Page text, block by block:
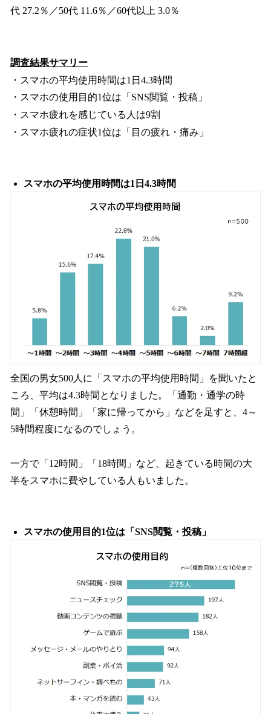
代 27.2％／50代 11.6％／60代以上 3.0％
調査結果サマリー
・スマホの平均使用時間は1日4.3時間
・スマホの使用目的1位は「SNS閲覧・投稿」
・スマホ疲れを感じている人は9割
・スマホ疲れの症状1位は「目の疲れ・痛み」
スマホの平均使用時間は1日4.3時間
全国の男女500人に「スマホの平均使用時間」を聞いたと
ころ、平均は4.3時間となりました。「通勤・通学の時
間」「休憩時間」「家に帰ってから」などを足すと、4～
5時間程度になるのでしょう。
一方で「12時間」「18時間」など、起きている時間の大
半をスマホに費やしている人もいました。
スマホの使用目的1位は「SNS閲覧・投稿」